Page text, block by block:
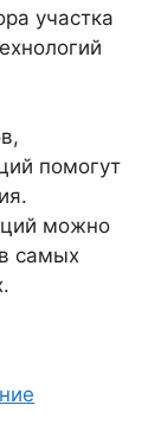
участка
помогут
можно
самых